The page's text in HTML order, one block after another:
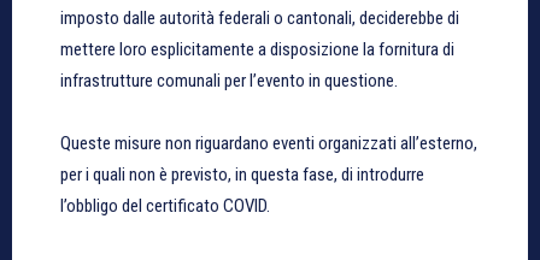
imposto dalle autorità federali o cantonali, deciderebbe di
mettere loro esplicitamente a disposizione la fornitura di
infrastrutture comunali per l’evento in questione.
Queste misure non riguardano eventi organizzati all’esterno,
per i quali non è previsto, in questa fase, di introdurre
l’obbligo del certificato COVID.